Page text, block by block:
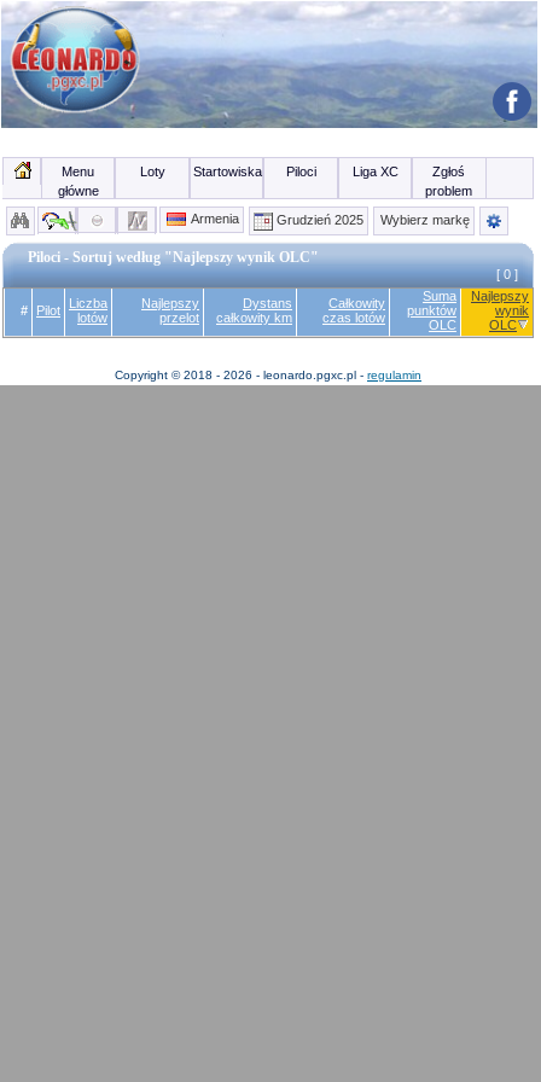
Menu
główne
Loty Startowiska Piloci Liga XC
Zgłoś
problem
Armenia
Grudzień 2025 Wybierz markę
Piloci - Sortuj według "Najlepszy wynik OLC"
[ 0 ]
# Pilot
Liczba
lotów
Najlepszy
przelot
Dystans
całkowity km
Całkowity
czas lotów
Suma
punktów
OLC
Najlepszy
wynik
OLC
Copyright © 2018 - 2026 - leonardo.pgxc.pl - regulamin